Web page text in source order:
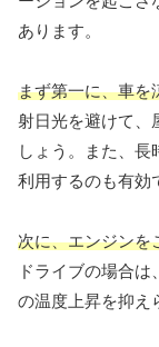
あります。
まず第一に、車を
射日光を避けて、
しょう。また、
利用するのも有効
次に、エンジンを
ドライブの場合
の温度上昇を抑え